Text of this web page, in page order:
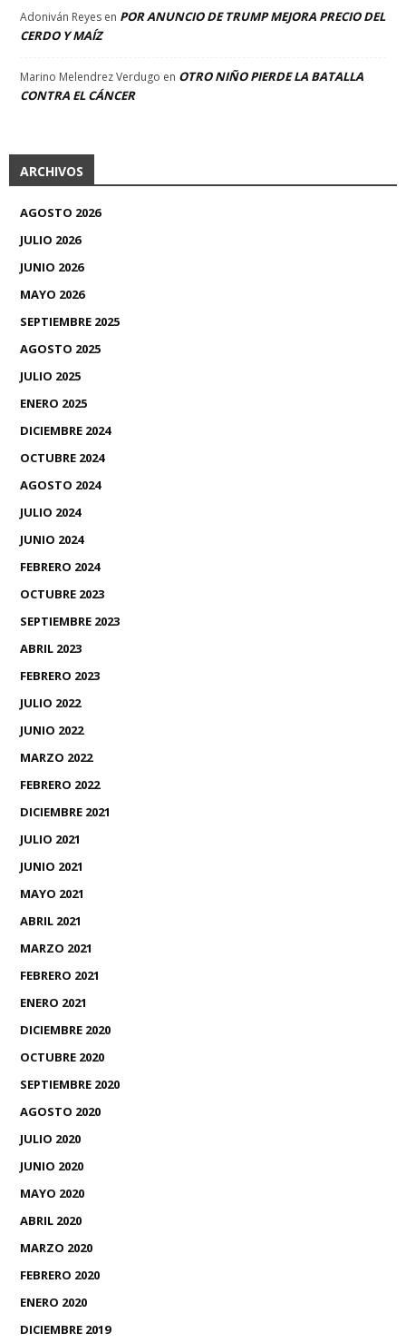
Adoniván Reyes en POR ANUNCIO DE TRUMP MEJORA PRECIO DEL
CERDO Y MAÍZ
Marino Melendrez Verdugo en OTRO NIÑO PIERDE LA BATALLA
CONTRA EL CÁNCER
ARCHIVOS
AGOSTO 2026
JULIO 2026
JUNIO 2026
MAYO 2026
SEPTIEMBRE 2025
AGOSTO 2025
JULIO 2025
ENERO 2025
DICIEMBRE 2024
OCTUBRE 2024
AGOSTO 2024
JULIO 2024
JUNIO 2024
FEBRERO 2024
OCTUBRE 2023
SEPTIEMBRE 2023
ABRIL 2023
FEBRERO 2023
JULIO 2022
JUNIO 2022
MARZO 2022
FEBRERO 2022
DICIEMBRE 2021
JULIO 2021
JUNIO 2021
MAYO 2021
ABRIL 2021
MARZO 2021
FEBRERO 2021
ENERO 2021
DICIEMBRE 2020
OCTUBRE 2020
SEPTIEMBRE 2020
AGOSTO 2020
JULIO 2020
JUNIO 2020
MAYO 2020
ABRIL 2020
MARZO 2020
FEBRERO 2020
ENERO 2020
DICIEMBRE 2019